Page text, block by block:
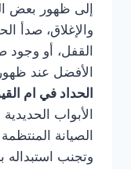
إلى ظهور بعض
والإغلاق، صدأ
القفل، أو
الأفضل عند
الحداد في ام
الأبواب
الصيانة
وتجنب استبداله